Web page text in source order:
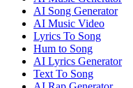
AI Song Generator
AI Music Video
Lyrics To Song
Hum to Song
AI Lyrics Generator
Text To Song